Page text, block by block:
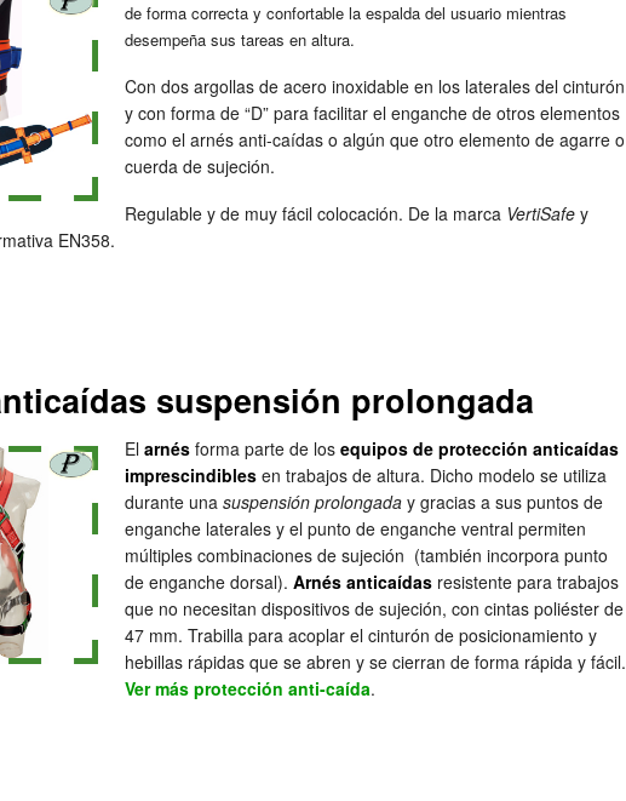
de forma correcta y confortable la espalda del usuario mientras
desempeña sus tareas en altura.
Con dos argollas de acero inoxidable en los laterales del cinturón
y con forma de “D” para facilitar el enganche de otros elementos
como el arnés anti-caídas o algún que otro elemento de agarre o
cuerda de sujeción.
Regulable y de muy fácil colocación. De la marca VertiSafe y
EN358.
suspensión prolongada
El arnés forma parte de los equipos de protección anticaídas
imprescindibles en trabajos de altura. Dicho modelo se utiliza
durante una suspensión prolongada y gracias a sus puntos de
enganche laterales y el punto de enganche ventral permiten
múltiples combinaciones de sujeción (también incorpora punto
de enganche dorsal). Arnés anticaídas resistente para trabajos
que no necesitan dispositivos de sujeción, con cintas poliéster de
47 mm. Trabilla para acoplar el cinturón de posicionamiento y
hebillas rápidas que se abren y se cierran de forma rápida y fácil.
Ver más protección anti-caída.